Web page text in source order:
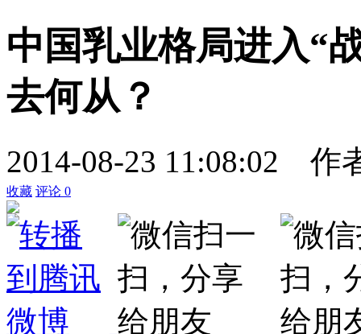
中国乳业格局进入“
去何从？
2014-08-23 11:08:02 作
收藏 评论 0